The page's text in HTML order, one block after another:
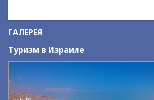
ГАЛЕРЕЯ
Туризм в Израиле